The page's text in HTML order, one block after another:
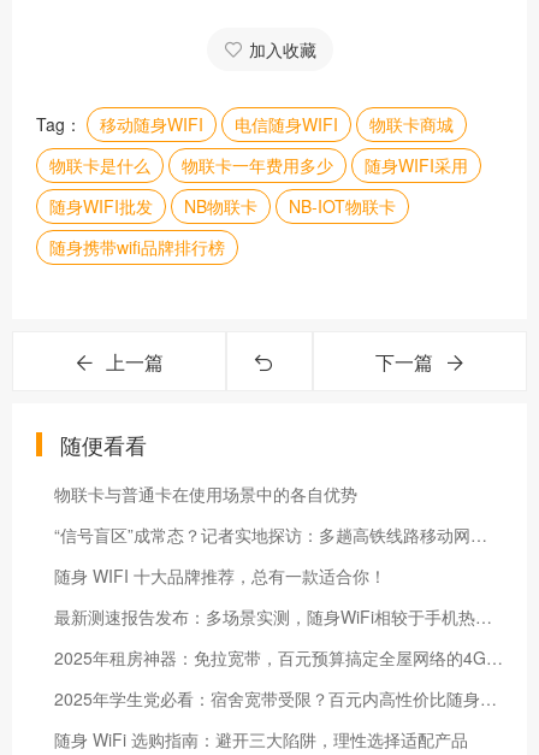
加入收藏
Tag： 移动随身WIFI 电信随身WIFI
物联卡商城
物联卡是什么
物联卡一年费用多少
随身WIFI采用
随身WIFI批发
NB物联卡
NB-IOT物联卡
随身携带wifi品牌排行榜
上一篇 下一篇
随便看看
物联卡与普通卡在使用场景中的各自优势
“信号盲区”成常态？记者实地探访：多趟高铁线路移动网络稳定性堪忧
随身 WIFI 十大品牌推荐，总有一款适合你！
最新测速报告发布：多场景实测，随身WiFi相较于手机热点更适合公共场景使用
2025年租房神器：免拉宽带，百元预算搞定全屋网络的4G随身WiFi推荐
2025年学生党必看：宿舍宽带受限？百元内高性价比随身WiFi排行榜
随身 WiFi 选购指南：避开三大陷阱，理性选择适配产品